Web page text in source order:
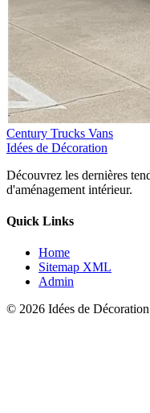
Century Trucks Vans
Idées de Décoration
Découvrez les dernières
d'aménagement intérieur.
Quick Links
Home
Sitemap XML
Admin
© 2026 Idées de Décoration